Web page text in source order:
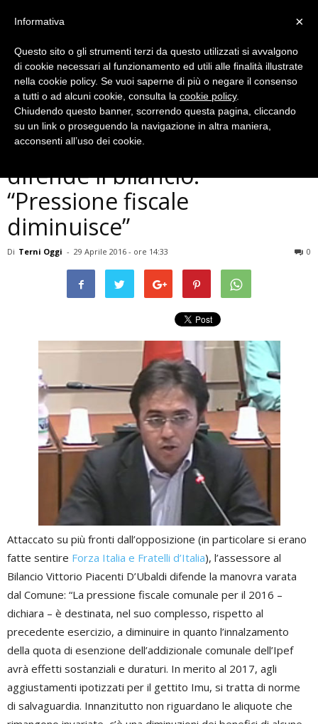
Economia
Terni, l’assessore Piacenti
difende il bilancio:
“Pressione fiscale
diminuisce”
Di Terni Oggi - 29 Aprile 2016 - ore 14:33 0
Attaccato su più fronti dall’opposizione (in particolare si erano
fatte sentire Forza Italia e Fratelli d’Italia), l’assessore al
Bilancio Vittorio Piacenti D’Ubaldi difende la manovra varata
dal Comune: “La pressione fiscale comunale per il 2016 –
dichiara – è destinata, nel suo complesso, rispetto al
precedente esercizio, a diminuire in quanto l’innalzamento
della quota di esenzione dell’addizionale comunale dell’Ipef
avrà effetti sostanziali e duraturi. In merito al 2017, agli
aggiustamenti ipotizzati per il gettito Imu, si tratta di norme
di salvaguardia. Innanzitutto non riguardano le aliquote che
×
Informativa
Questo sito o gli strumenti terzi da questo utilizzati si avvalgono
di cookie necessari al funzionamento ed utili alle finalità illustrate
nella cookie policy. Se vuoi saperne di più o negare il consenso
a tutti o ad alcuni cookie, consulta la cookie policy.
Chiudendo questo banner, scorrendo questa pagina, cliccando
su un link o proseguendo la navigazione in altra maniera,
acconsenti all’uso dei cookie.